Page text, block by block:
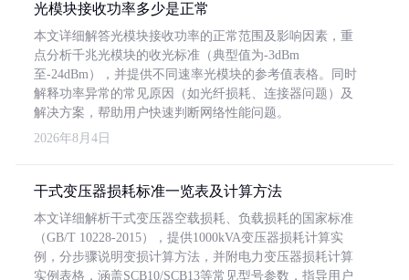
光模块接收功率多少是正常
本文详细解答光模块接收功率的正常范围及影响因素，重
点分析千兆光模块的收光标准（典型值为-3dBm
至-24dBm），并提供不同速率光模块的参考值表格。同时
解释功率异常的常见原因（如光纤损耗、连接器问题）及
解决方案，帮助用户快速判断网络性能问题。
2026年8月4日
干式变压器损耗标准一览表及计算方法
本文详细解析干式变压器空载损耗、负载损耗的国家标准
（GB/T 10228-2015），提供1000kVA变压器损耗计算实
例，分步骤说明变损计算方法，并附电力变压器损耗计算
实例表格，涵盖SCB10/SCB13等常见型号参数，指导用户